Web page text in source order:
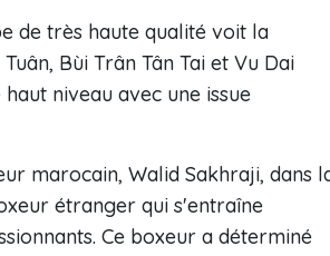
de très haute qualité voit la
Bùi Trân Tân Tai et Vu Dai
niveau avec une issue
marocain, Walid Sakhraji, dans
étranger qui s'entraîne
Ce boxeur a déterminé